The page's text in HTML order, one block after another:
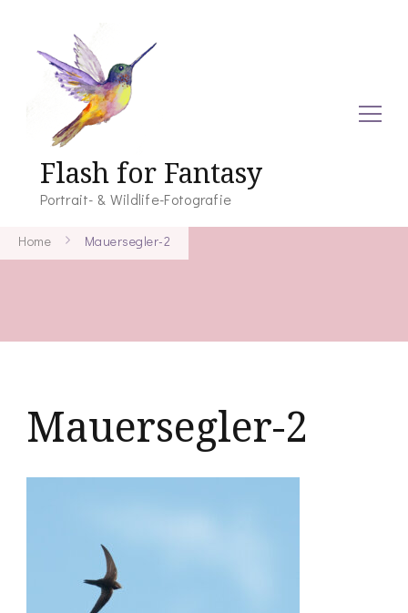
Flash for Fantasy
Portrait- & Wildlife-Fotografie
Home Mauersegler-2
Mauersegler-2